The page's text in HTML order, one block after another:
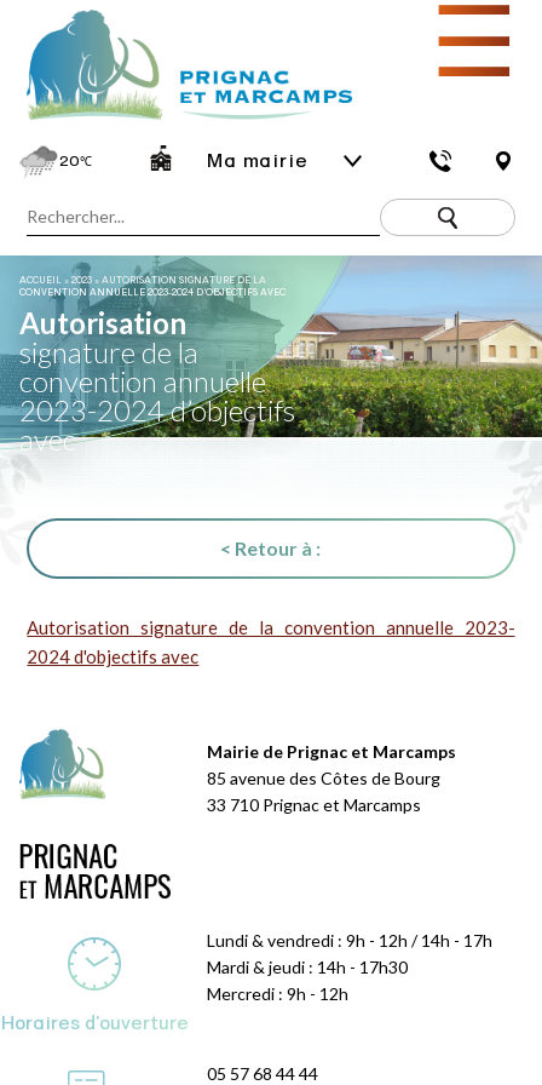
20℃ Ma mairie
☰
ACCUEIL »2023 »AUTORISATION SIGNATURE DE LA
CONVENTION ANNUELLE 2023-2024 D’OBJECTIFS AVEC
Autorisation
signature de la
convention annuelle
2023-2024 d’objectifs
avec
< Retour à :
Autorisation signature de la convention annuelle 2023-
2024 d'objectifs avec
Mairie de Prignac et Marcamps
85 avenue des Côtes de Bourg
33 710 Prignac et Marcamps
Horaires d'ouverture
Lundi & vendredi : 9h - 12h / 14h - 17h
Mardi & jeudi : 14h - 17h30
Mercredi : 9h - 12h
05 57 68 44 44